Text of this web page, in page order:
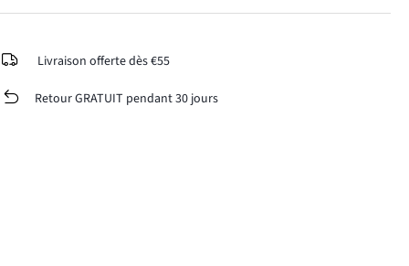
Livraison offerte dès €55
Retour GRATUIT pendant 30 jours